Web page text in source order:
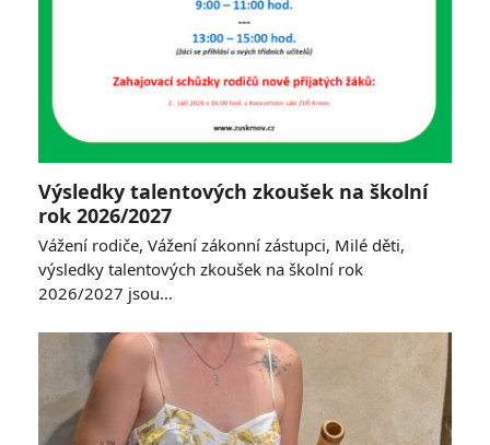
Výsledky talentových zkoušek na školní
rok 2026/2027
Vážení rodiče, Vážení zákonní zástupci, Milé děti,
výsledky talentových zkoušek na školní rok
2026/2027 jsou…